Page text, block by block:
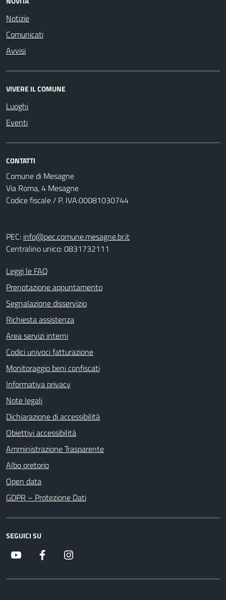
Notizie
Comunicati
Avvisi
VIVERE IL COMUNE
Luoghi
Eventi
CONTATTI
Comune di Mesagne
Via Roma, 4 Mesagne
Codice fiscale / P. IVA:00081030744
PEC: info@pec.comune.mesagne.br.it
Centralino unico: 0831732111
Leggi le FAQ
Prenotazione appuntamento
Segnalazione disservizio
Richiesta assistenza
Area servizi interni
Codici univoci fatturazione
Monitoraggio beni confiscati
Informativa privacy
Note legali
Dichiarazione di accessibilità
Obiettivi accessibilità
Amministrazione Trasparente
Albo pretorio
Open data
GDPR – Protezione Dati
SEGUICI SU
Youtube Facebook